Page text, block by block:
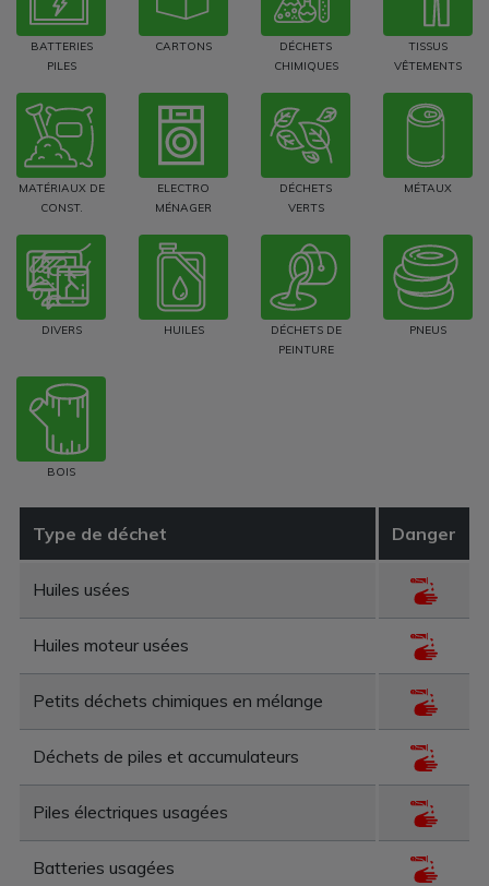
BATTERIES
PILES
CARTONS
DÉCHETS
CHIMIQUES
TISSUS
VÊTEMENTS
MATÉRIAUX DE
CONST.
ELECTRO
MÉNAGER
DÉCHETS
VERTS
MÉTAUX
DIVERS HUILES
DÉCHETS DE
PEINTURE
PNEUS
BOIS
Type de déchet Danger
Huiles usées
Huiles moteur usées
Petits déchets chimiques en mélange
Déchets de piles et accumulateurs
Piles électriques usagées
Batteries usagées